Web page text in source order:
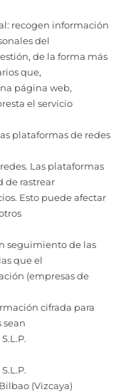
recogen información
del
de la forma más
que,
página web,
el servicio
plataformas de redes
Las plataformas
de rastrear
Esto puede afectar
seguimiento de las
que el
(empresas de
cifrada para
sean
(Vizcaya)